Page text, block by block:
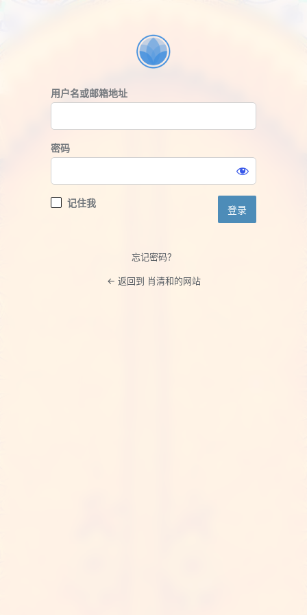
用户名或邮箱地址
密码
记住我
忘记密码？
← 返回到 肖清和的网站